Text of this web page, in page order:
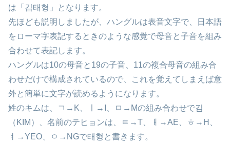
は「김태형」となります。
先ほども説明しましたが、ハングルは表音文字で、日本語
をローマ字表記するときのような感覚で母音と子音を組み
合わせて表記します。
ハングルは10の母音と19の子音、11の複合母音の組み合
わせだけで構成されているので、これを覚えてしまえば意
外と簡単に文字が読めるようになります。
姓のキムは、ㄱ→K、ㅣ→I、ㅁ→Mの組み合わせで김
（KIM）、名前のテヒョンは、ㅌ→T、ㅐ→AE、ㅎ→H、
ㅕ→YEO、ㅇ→NGで태형と書きます。